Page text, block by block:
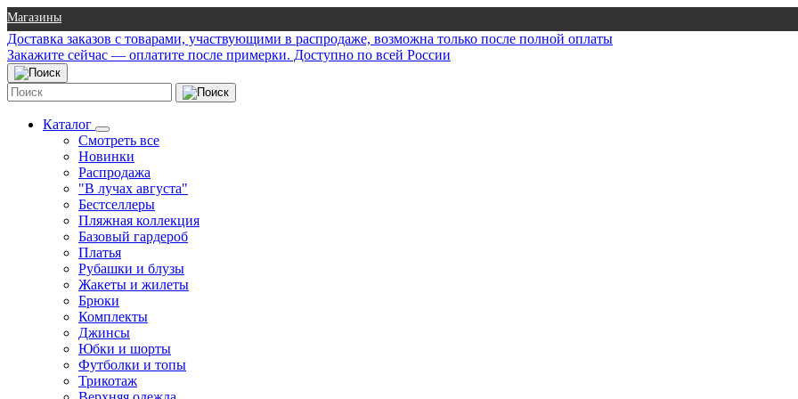
Магазины
Доставка заказов с товарами, участвующими в распродаже, возможна только после полной оплаты
Закажите сейчас — оплатите после примерки. Доступно по всей России
Каталог
Смотреть все
Новинки
Распродажа
"В лучах августа"
Бестселлеры
Пляжная коллекция
Базовый гардероб
Платья
Рубашки и блузы
Жакеты и жилеты
Брюки
Комплекты
Джинсы
Юбки и шорты
Футболки и топы
Трикотаж